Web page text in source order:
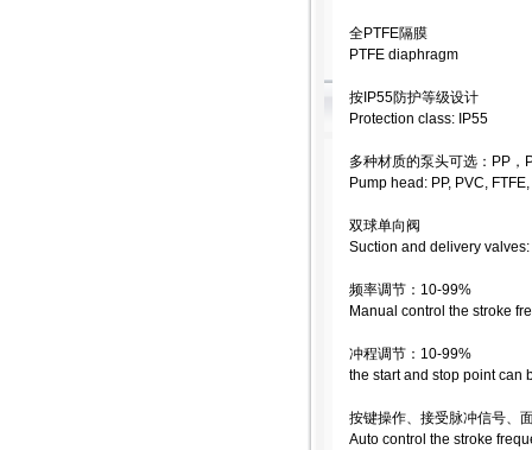
全PTFE隔膜
PTFE diaphragm
按IP55防护等级设计
Protection class: IP55
多种材质的泵头可选：PP，
Pump head: PP, PVC,
双球单向阀
Suction and delivery
频率调节：10-99%
Manual control the stroke
冲程调节：10-99%
the start and stop point can
按键操作、接受脉冲信号、
Auto control the stroke